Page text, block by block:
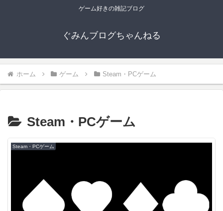
ゲーム好きの雑記ブログ
ぐみんブログちゃんねる
ホーム ゲーム Steam・PCゲーム
Steam・PCゲーム
Steam・PCゲーム